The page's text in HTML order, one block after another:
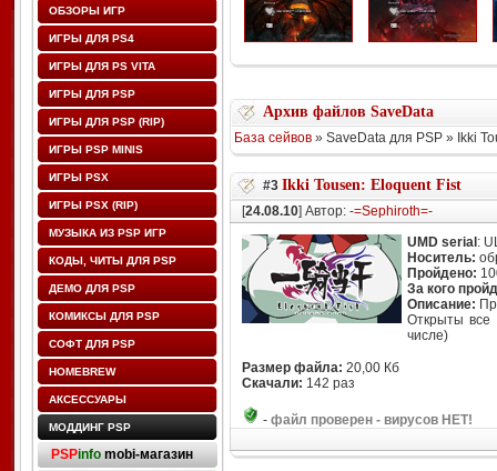
ОБЗОРЫ ИГР
ИГРЫ ДЛЯ PS4
ИГРЫ ДЛЯ PS VITA
ИГРЫ ДЛЯ PSP
ИГРЫ ДЛЯ PSP (RIP)
ИГРЫ PSP MINIS
ИГРЫ PSX
ИГРЫ PSX (RIP)
МУЗЫКА ИЗ PSP ИГР
КОДЫ, ЧИТЫ ДЛЯ PSP
ДЕМО ДЛЯ PSP
КОМИКСЫ ДЛЯ PSP
СОФТ ДЛЯ PSP
HOMEBREW
АКСЕССУАРЫ
МОДДИНГ PSP
PSPinfo mobi-магазин
Архив файлов SaveData
База сейвов» SaveData для PSP » Ikki
#3 Ikki Tousen: Eloquent Fist
[24.08.10] Автор: -=Sephiroth=-
UMD serial :
Носитель:
Пройдено:
За кого
Описание:
Открыты все
числе)
Размер файла: 20,00 Кб
Скачали: 142 раз
- файл проверен - вирусов НЕТ!